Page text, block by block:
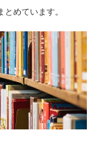
めています。